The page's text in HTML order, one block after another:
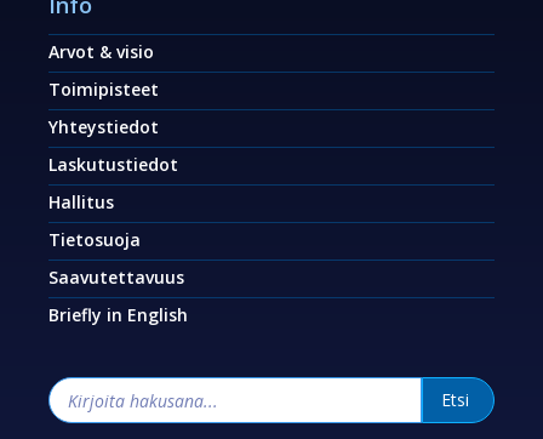
Arvot & visio
Toimipisteet
Yhteystiedot
Laskutustiedot
Hallitus
Tietosuoja
Saavutettavuus
Briefly in English